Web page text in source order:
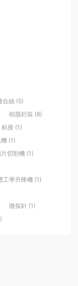
合絲 (5)
樹脂封裝 (8)
接 (1)
(1)
切割機 (1)
工學升降機 (1)
微探針 (1)